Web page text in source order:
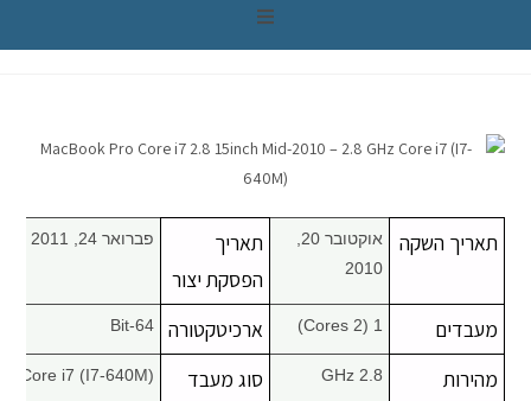
מחשבי אפל
אביזרים לApple
תאריך השקה
2010
תאריך
הפסקת יצור
פברואר 24, 2011
מעבדים 1 (2 Cores) ארכיטקטורה 64-Bit
מהירות
2.8 GHz סוג מעבד Core i7 (I7-640M)